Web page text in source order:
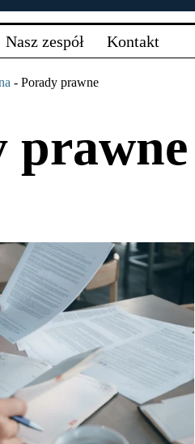
Nasz zespół Kontakt
- Porady prawne
prawne